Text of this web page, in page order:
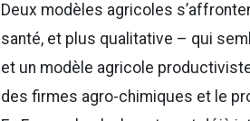
Deux modèles agricoles
santé, et plus qualitative – qui
et un modèle agricole
des firmes agro-chimiques et le